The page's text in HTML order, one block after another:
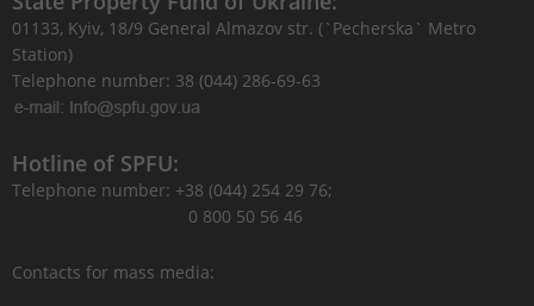
01133, Kyiv, 18/9 General Almazov str. (`Pecherska` Metro
Station)
Telephone number: 38 (044) 286-69-63
Hotline of SPFU:
Telephone number: +38 (044) 254 29 76;
0 800 50 56 46
Contacts for mass media: